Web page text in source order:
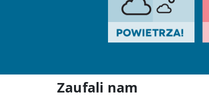
Zaufali nam